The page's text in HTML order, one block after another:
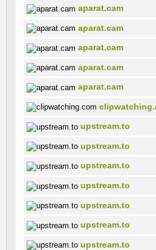
aparat.cam
aparat.cam
aparat.cam
aparat.cam
aparat.cam
upstream.to
upstream.to
upstream.to
upstream.to
upstream.to
upstream.to
upstream.to